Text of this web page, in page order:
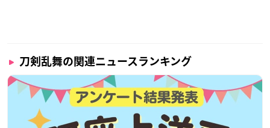
刀剣乱舞の関連ニュースランキング